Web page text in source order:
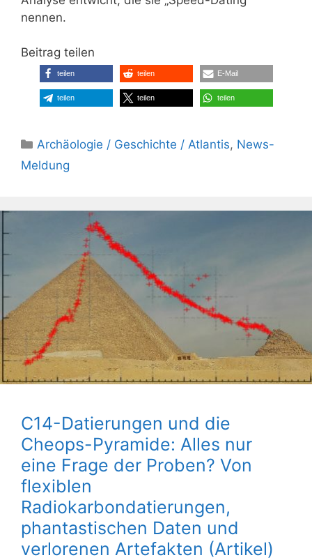
nennen.
Beitrag teilen
teilen teilen E-Mail
teilen teilen teilen
Kategorien
Archäologie / Geschichte / Atlantis, News-
Meldung
C14-Datierungen und die
Cheops-Pyramide: Alles nur
eine Frage der Proben? Von
flexiblen
Radiokarbondatierungen,
phantastischen Daten und
verlorenen Artefakten (Artikel)